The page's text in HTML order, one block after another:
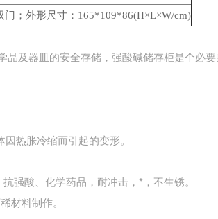
门；外形尺寸：165*109*86(H×L×W/cm)
及器皿的安全存储，强酸碱储存柜是个必要
热胀冷缩而引起的变形。
强酸、化学药品，耐冲击，*，不生锈。
材料制作。